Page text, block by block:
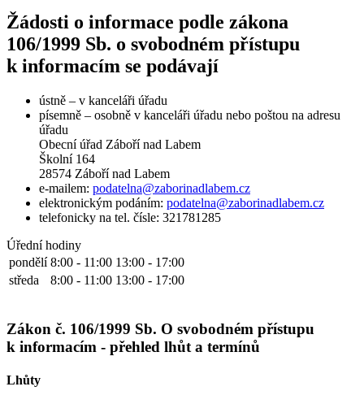
Žádosti o informace podle zákona
106/1999 Sb. o svobodném přístupu
k informacím se podávají
ústně – v kanceláři úřadu
písemně – osobně v kanceláři úřadu nebo poštou na adresu
úřadu
Obecní úřad Záboří nad Labem
Školní 164
28574 Záboří nad Labem
e-mailem: podatelna@zaborinadlabem.cz
elektronickým podáním: podatelna@zaborinadlabem.cz
telefonicky na tel. čísle: 321781285
Úřední hodiny
pondělí 8:00 - 11:00 13:00 - 17:00
středa
8:00 - 11:00 13:00 - 17:00
Zákon č. 106/1999 Sb. O svobodném přístupu
k informacím - přehled lhůt a termínů
Lhůty